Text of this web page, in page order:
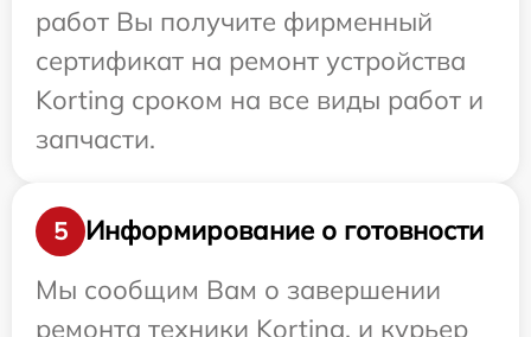
работ Вы получите фирменный
сертификат на ремонт устройства
Korting сроком на все виды работ и
запчасти.
5
Информирование о готовности
Мы сообщим Вам о завершении
ремонта техники Korting, и курьер